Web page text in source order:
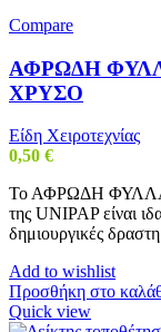
Compare
ΑΦΡΩΔΗ
ΧΡΥΣΟ
Είδη Χειροτεχνίας
0,50 €
Το ΑΦΡΩΔΗ
της UNIPAP είναι
δημιουργικές
Add to wishlist
Προσθήκη στο
Quick view